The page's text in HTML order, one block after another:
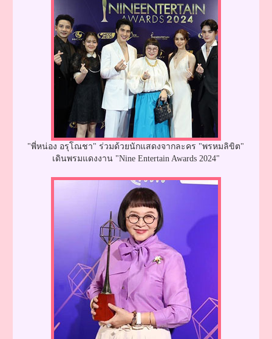
"พี่หน่อง อรุโณชา" ร่วมด้วยนักแสดงจากละคร "พรหมลิขิต"
เดินพรมแดงงาน "Nine Entertain Awards 2024"